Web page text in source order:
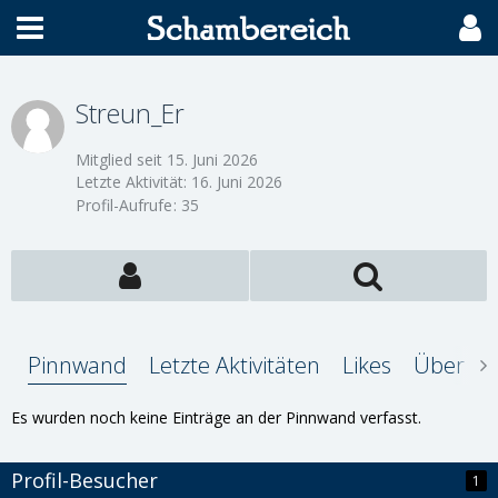
Streun_Er
Mitglied seit 15. Juni 2026
Letzte Aktivität: 16. Juni 2026
Profil-Aufrufe 35
Pinnwand Letzte Aktivitäten Likes Über
Es wurden noch keine Einträge an der Pinnwand verfasst.
Profil-Besucher 1